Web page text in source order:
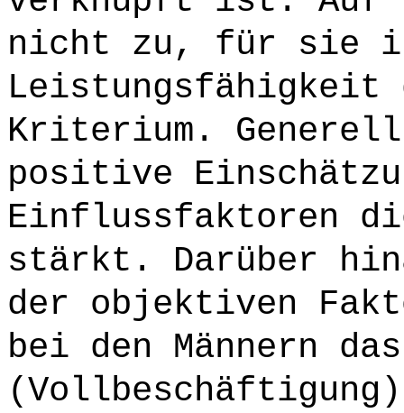
nicht zu, für sie
Leistungsfähigkeit
Kriterium.
positive
Einflussfaktoren
stärkt. Darüber
der objektiven
bei den Männern